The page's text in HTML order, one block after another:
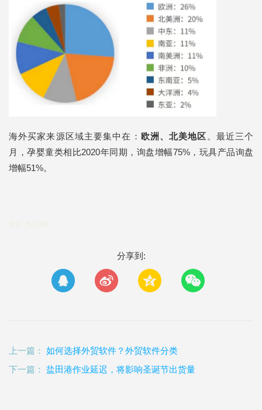
海外买家来源区域主要集中在： 欧洲、北美地区 。最近三个
月，孕婴童类相比2020年同期，询盘增幅75%，玩具产品询盘
增幅51%。
分享到:
上一篇： 如何选择外贸软件？外贸软件分类
下一篇： 盐田港作业延迟，将影响圣诞节出货量